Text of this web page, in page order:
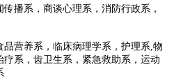
系，商谈心理系，消防行政系，
营养系，临床病理学系，护理系,物
系，齿卫生系，紧急救助系，运动